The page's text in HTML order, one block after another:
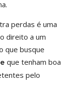
perdas é uma
direito a um
que busque
que tenham boa
pelo